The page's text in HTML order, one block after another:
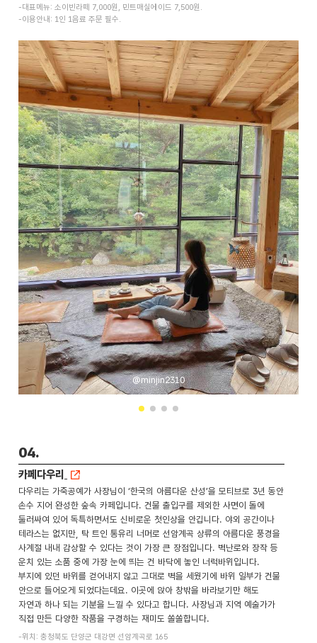
-대표메뉴: 소이빈라떼 7,000원, 민트매실에이드 7,500원.
-이용안내: 1인 1음료 주문 필수.
@minjin2310
04.
카페다우리
다우리는 가죽공예가 사장님이 ‘한국의 아름다운 산성’을 모티브로 3년 동안
손수 지어 완성한 숲속 카페입니다. 건물 출입구를 제외한 사면이 돌에
둘러싸여 있어 독특하면서도 신비로운 첫인상을 안깁니다. 야외 공간이나
테라스는 없지만, 탁 트인 통유리 너머로 선암계곡 상류의 아름다운 풍경을
사계절 내내 감상할 수 있다는 것이 가장 큰 장점입니다. 벽난로와 장작 등
운치 있는 소품 중에 가장 눈에 띄는 건 바닥에 놓인 너럭바위입니다.
부지에 있던 바위를 걷어내지 않고 그대로 벽을 세웠기에 바위 일부가 건물
안으로 들어오게 되었다는데요. 이곳에 앉아 창밖을 바라보기만 해도
자연과 하나 되는 기분을 느낄 수 있다고 합니다. 사장님과 지역 예술가가
직접 만든 다양한 작품을 구경하는 재미도 쏠쏠합니다.
-위치: 충청북도 단양군 대강면 선암계곡로 165